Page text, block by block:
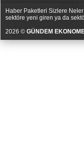
Haber Paketleri Sizlere
sektöre yeni giren ya da
2026 © GÜNDEM